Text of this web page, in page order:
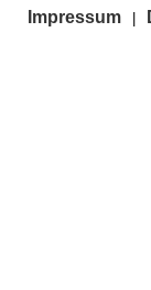
Impressum